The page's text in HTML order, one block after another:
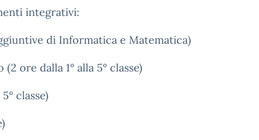
integrativi:
di Informatica e Matematica)
ore dalla 1° alla 5° classe)
classe)